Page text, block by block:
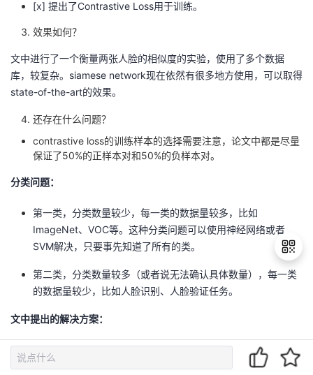
[x] 提出了Contrastive Loss用于训练。
效果如何？
文中进行了一个衡量两张人脸的相似度的实验，使用了多个数据
库，较复杂。siamese network现在依然有很多地方使用，可以取得
state-of-the-art的效果。
还存在什么问题？
contrastive loss的训练样本的选择需要注意，论文中都是尽量
保证了50%的正样本对和50%的负样本对。
分类问题：
第一类，分类数量较少，每一类的数据量较多，比如
ImageNet、VOC等。这种分类问题可以使用神经网络或者
SVM解决，只要事先知道了所有的类。
第二类，分类数量较多（或者说无法确认具体数量），每一类
的数据量较少，比如人脸识别、人脸验证任务。
文中提出的解决方案：
learn a similar metric from data。核心思想是，寻找一个映射函
数，能够将输入图像转换到一个特征空间，每幅图像对应一个特征